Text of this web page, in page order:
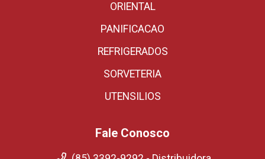
ORIENTAL
PANIFICACAO
REFRIGERADOS
SORVETERIA
UTENSILIOS
Fale Conosco